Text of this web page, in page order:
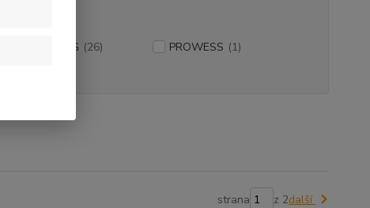
GIANTS FISHING (26) PROWESS (1)
strana z 2další